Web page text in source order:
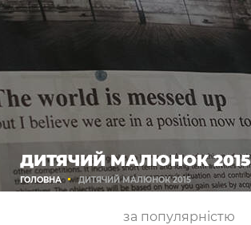
ДИТЯЧИЙ МАЛЮНОК 2015
ГОЛОВНА ДИТЯЧИЙ МАЛЮНОК 2015
за популярністю